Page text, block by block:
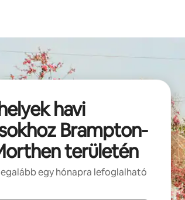
havi
Brampton-
területén
egy hónapra lefoglalható